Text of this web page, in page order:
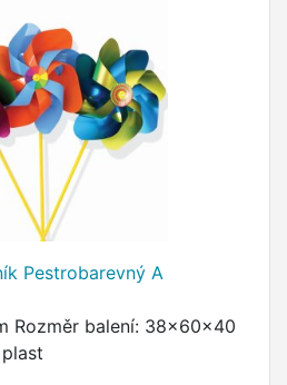
Pestrobarevný A
Rozměr balení: 38x60x40